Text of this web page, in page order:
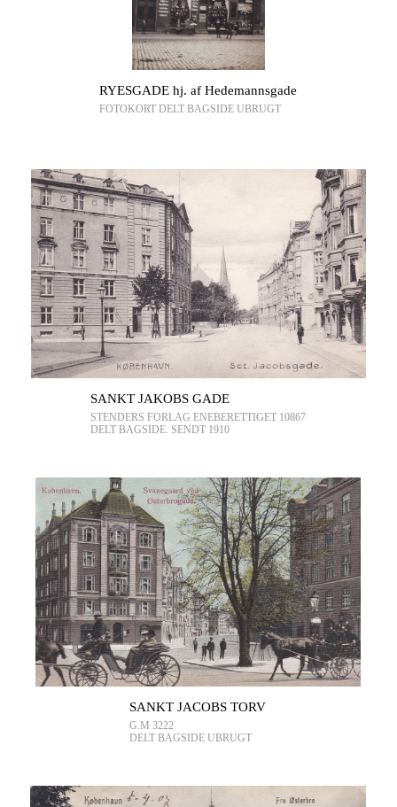
RYESGADE hj. af Hedemannsgade
FOTOKORT DELT BAGSIDE UBRUGT
SANKT JAKOBS GADE
STENDERS FORLAG ENEBERETTIGET 10867
DELT BAGSIDE. SENDT 1910
SANKT JACOBS TORV
G.M 3222
DELT BAGSIDE UBRUGT